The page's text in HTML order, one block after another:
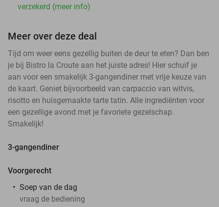
verzekerd (meer info)
Meer over deze deal
Tijd om weer eens gezellig buiten de deur te eten? Dan ben
je bij Bistro la Croute aan het juiste adres! Hier schuif je
aan voor een smakelijk 3-gangendiner met vrije keuze van
de kaart. Geniet bijvoorbeeld van carpaccio van witvis,
risotto en huisgemaakte tarte tatin. Alle ingrediënten voor
een gezellige avond met je favoriete gezelschap.
Smakelijk!
3-gangendiner
Voorgerecht
Soep van de dag
vraag de bediening